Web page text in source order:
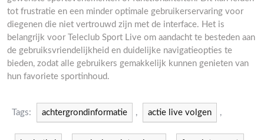
tot frustratie en een minder optimale gebruikerservaring voor
diegenen die niet vertrouwd zijn met de interface. Het is
belangrijk voor Teleclub Sport Live om aandacht te besteden aan
de gebruiksvriendelijkheid en duidelijke navigatieopties te
bieden, zodat alle gebruikers gemakkelijk kunnen genieten van
hun favoriete sportinhoud.
Tags: achtergrondinformatie , actie live volgen ,